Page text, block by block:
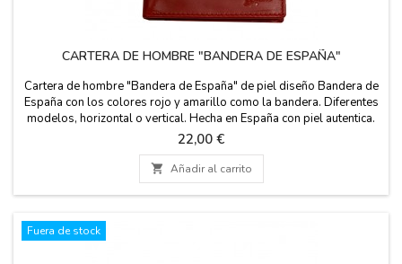
CARTERA DE HOMBRE "BANDERA DE ESPAÑA"
Cartera de hombre "Bandera de España" de piel diseño Bandera de
España con los colores rojo y amarillo como la bandera. Diferentes
modelos, horizontal o vertical. Hecha en España con piel autentica.
Medidas: - Horizontal: 8 cm. de alto x 10.5 cm. de ancho. - Vertical:
10.5 cm. de alto x 8 cm. de ancho.
Precio
22,00 €
 Añadir al carrito
Fuera de stock